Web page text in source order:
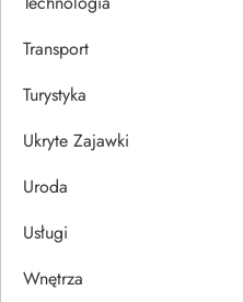
Transport
Turystyka
Ukryte Zajawki
Uroda
Usługi
Wnętrza